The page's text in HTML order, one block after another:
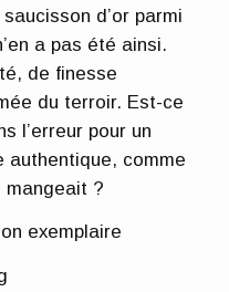
d’or parmi
a pas été ainsi.
de finesse
du terroir. Est-ce
l’erreur pour un
authentique, comme
mangeait ?
exemplaire